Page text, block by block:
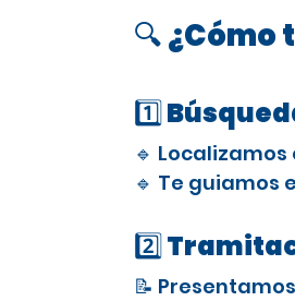
🔍 ¿Cómo
1️⃣
🔹
🔹 Te guiamos
2️⃣
📝